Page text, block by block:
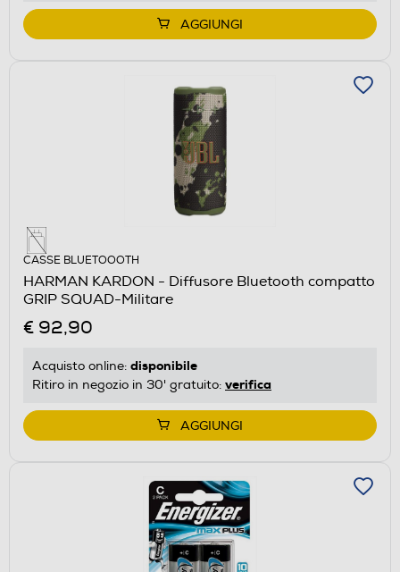
AGGIUNGI
CASSE BLUETOOOTH
HARMAN KARDON - Diffusore Bluetooth compatto
GRIP SQUAD-Militare
€ 92,90
Acquisto online: disponibile
Ritiro in negozio in 30' gratuito: verifica
AGGIUNGI